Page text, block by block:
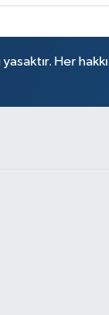
Her hakkı